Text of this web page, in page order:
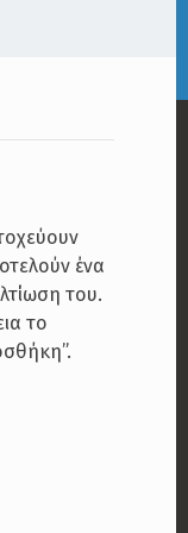
ένα
του.
το